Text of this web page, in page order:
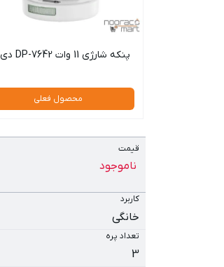
پنکه شارژی 11 وات DP-7642 دی پی
محصول فعلی
قیمت
ناموجود
کاربرد
خانگی
تعداد پره
3